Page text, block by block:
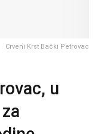
Crveni Krst Bački Petrovac
u